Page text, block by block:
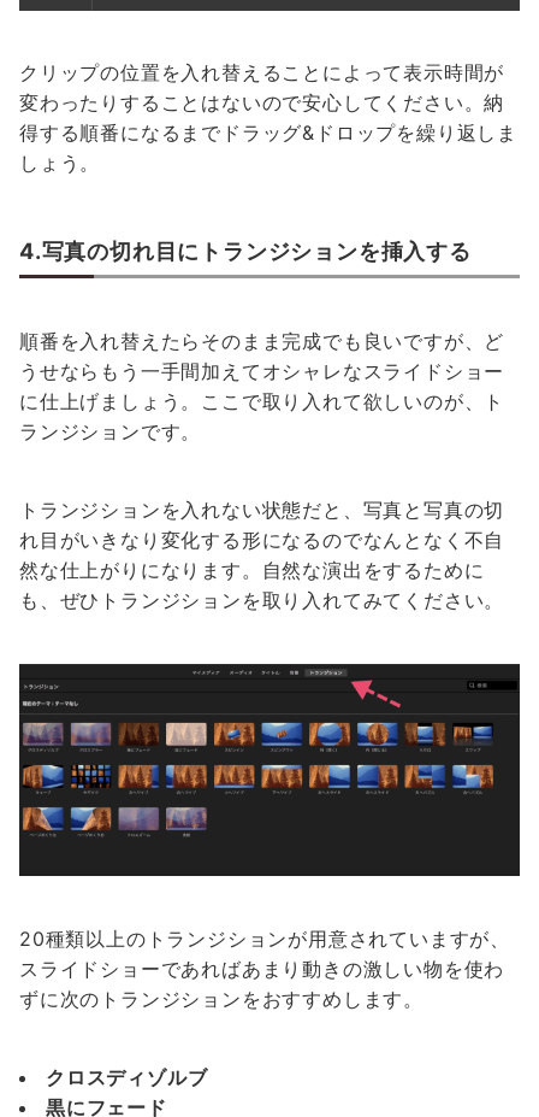
クリップの位置を入れ替えることによって表示時間が
変わったりすることはないので安心してください。納
得する順番になるまでドラッグ&ドロップを繰り返しま
しょう。
4.写真の切れ目にトランジションを挿入する
順番を入れ替えたらそのまま完成でも良いですが、ど
うせならもう一手間加えてオシャレなスライドショー
に仕上げましょう。ここで取り入れて欲しいのが、ト
ランジションです。
トランジションを入れない状態だと、写真と写真の切
れ目がいきなり変化する形になるのでなんとなく不自
然な仕上がりになります。自然な演出をするために
も、ぜひトランジションを取り入れてみてください。
20種類以上のトランジションが用意されていますが、
スライドショーであればあまり動きの激しい物を使わ
ずに次のトランジションをおすすめします。
クロスディゾルブ
黒にフェード